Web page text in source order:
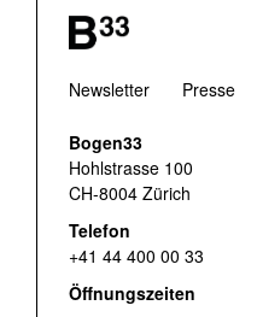
Newsletter Presse
Bogen33
Hohlstrasse 100
CH-8004 Zürich
Telefon
+41 44 400 00 33
Öffnungszeiten